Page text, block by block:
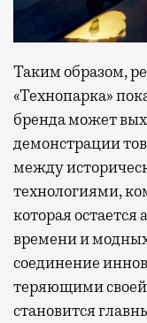
Таким образом,
«Технопарка»
бренда может
демонстрации
между
технологиями,
которая остается
времени и
соединение
теряющими
становится